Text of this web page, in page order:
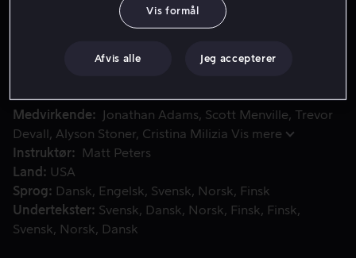
Lad dig imponere af Atlantis, et vidunderligt og
Lad dig imponere af Atlantis, et vidunderligt og
magtfuldt kongerige under havets overflade som
regeres af Justice League-medlemmet, den almægtige
Medvirkende Jonathan Adams Scott Menville
Trevor
Devall
Alyson Stoner Cristina Milizia Vis mere
Instruktør
Matt Peters
Land
USA
Sprog
Dansk Engelsk Svensk Norsk
Finsk
Undertekster
Svensk Dansk Norsk Finsk
Finsk
Svensk
Norsk Dansk
Vis formål
Afvis alle Jeg accepterer